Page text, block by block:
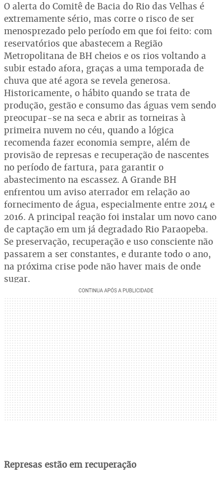
O alerta do Comitê de Bacia do Rio das Velhas é
extremamente sério, mas corre o risco de ser
menosprezado pelo período em que foi feito: com
reservatórios que abastecem a Região
Metropolitana de BH cheios e os rios voltando a
subir estado afora, graças a uma temporada de
chuva que até agora se revela generosa.
Historicamente, o hábito quando se trata de
produção, gestão e consumo das águas vem sendo
preocupar-se na seca e abrir as torneiras à
primeira nuvem no céu, quando a lógica
recomenda fazer economia sempre, além de
provisão de represas e recuperação de nascentes
no período de fartura, para garantir o
abastecimento na escassez. A Grande BH
enfrentou um aviso aterrador em relação ao
fornecimento de água, especialmente entre 2014 e
2016. A principal reação foi instalar um novo cano
de captação em um já degradado Rio Paraopeba.
Se preservação, recuperação e uso consciente não
passarem a ser constantes, e durante todo o ano,
na próxima crise pode não haver mais de onde
sugar.
Represas estão em recuperação